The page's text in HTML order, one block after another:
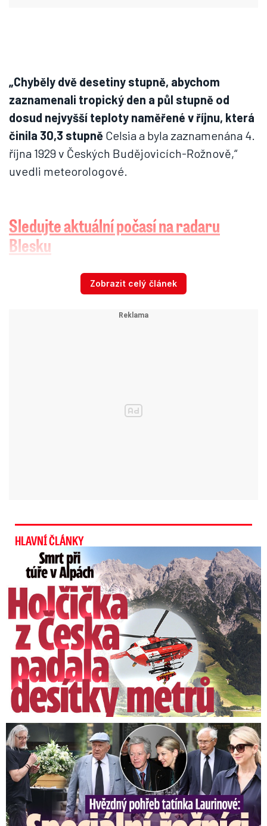
„Chyběly dvě desetiny stupně, abychom
zaznamenali tropický den a půl stupně od
dosud nejvyšší teploty naměřené v říjnu, která
činila 30,3 stupně Celsia a byla zaznamenána 4.
října 1929 v Českých Budějovicích-Rožnově,“
uvedli meteorologové.
Sledujte aktuální počasí na radaru
Blesku
nebo přeháňky. Noc 8 až 12 °C, den 15 až
°C, den 16 až 20 °C.
Krejčíkové,…
Přibude srážek
Od zítřka se sice na pár dní ochladí, teploty
budou ale stále mírně nad průměrem. Už o
víkendu opět vykoukne sluníčko. Ani zbytek
měsíce nebude příliš chladný.
„Přibude oblačnosti a srážek. Zpočátku
čekáme teploty kolem 20 stupňů, nakonec jen
okolo 14 stupňů. V noci navíc mohou klesat až
Zobrazit celý článek
HLAVNÍ ČLÁNKY
Smrt Češky v Alpách: Zemřela při túře s rodiči
Speciální řečníci nad rakví Laurina: Rozbrečeli i dceru